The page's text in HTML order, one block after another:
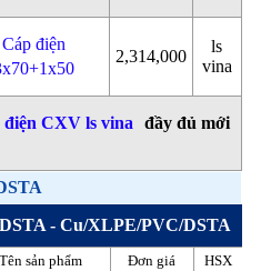
Cáp điện
2,314,000
ls
vina
điện CXV ls vina
đầy đủ mới
- Cu/XLPE/PVC/DSTA
Tên sản phẩm Đơn giá
HSX